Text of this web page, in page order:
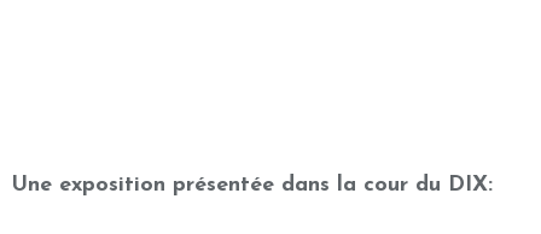
Une exposition présentée dans la cour du DIX: